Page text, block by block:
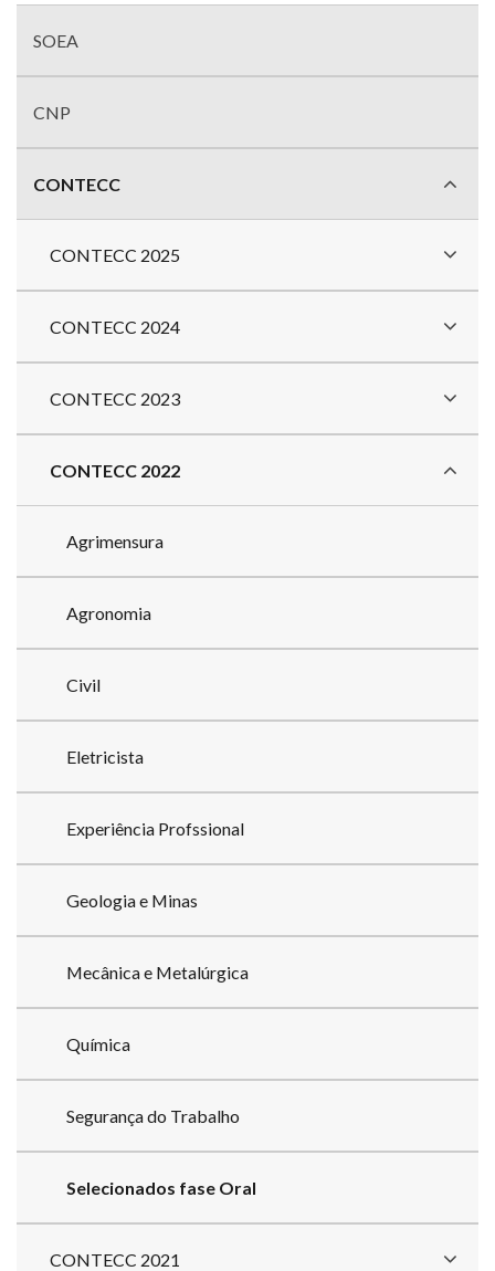
com
SOEA
CNP
CONTECC
CONTECC 2025
CONTECC 2024
CONTECC 2023
CONTECC 2022
Agrimensura
Agronomia
Civil
Eletricista
Experiência Profssional
Geologia e Minas
Mecânica e Metalúrgica
Química
Segurança do Trabalho
Selecionados fase Oral
CONTECC 2021